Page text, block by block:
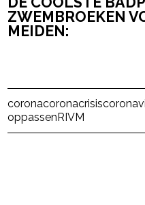
ZWEMBROEKEN
MEIDEN:
coronacoronacrisis
oppassen RIVM